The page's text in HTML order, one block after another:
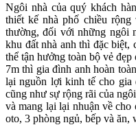
Ngôi nhà của quý khách
thiết kế nhà phố chiều
thường, đối với những ngôi
khu đất nhà anh thì đặc
thể tận hưởng toàn bộ vẻ
7m thì gia đình anh hoàn
lại nguồn lợi kinh tế cho
cũng như sự rộng rãi của
và mang lại lại nhuận về
oto, 3 phòng ngủ, bếp và ăn,